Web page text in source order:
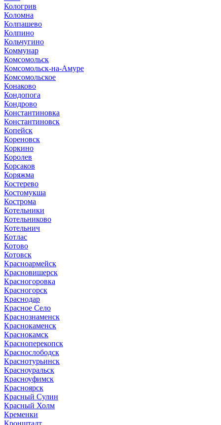
Кологрив
Коломна
Колпашево
Колпино
Кольчугино
Коммунар
Комсомольск
Комсомольск-на-Амуре
Комсомольское
Конаково
Кондопога
Кондрово
Константиновка
Константиновск
Копейск
Кореновск
Коркино
Королев
Корсаков
Коряжма
Костерево
Костомукша
Кострома
Котельники
Котельниково
Котельнич
Котлас
Котово
Котовск
Красноармейск
Красновишерск
Красногоровка
Красногорск
Краснодар
Красное Село
Краснознаменск
Краснокаменск
Краснокамск
Красноперекопск
Краснослободск
Краснотурьинск
Красноуральск
Красноуфимск
Красноярск
Красный Сулин
Красный Холм
Кременки
Кронштадт